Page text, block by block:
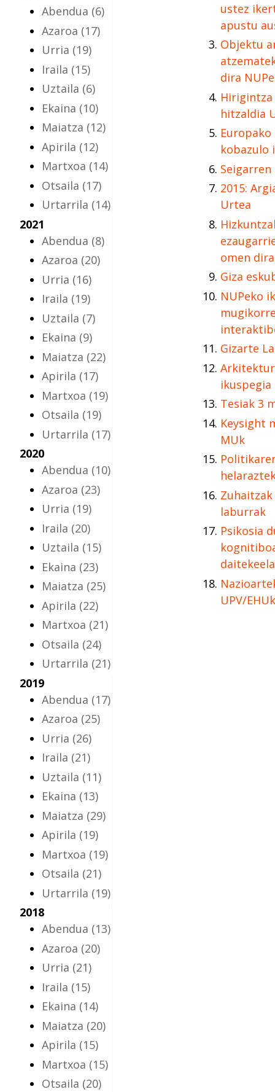
Abendua (6)
Azaroa (17)
Urria (19)
Iraila (15)
Uztaila (6)
Ekaina (10)
Maiatza (12)
Apirila (12)
Martxoa (14)
Otsaila (17)
Urtarrila (14)
2021
Abendua (8)
Azaroa (20)
Urria (16)
Iraila (19)
Uztaila (7)
Ekaina (9)
Maiatza (22)
Apirila (17)
Martxoa (19)
Otsaila (19)
Urtarrila (17)
2020
Abendua (10)
Azaroa (23)
Urria (19)
Iraila (20)
Uztaila (15)
Ekaina (23)
Maiatza (25)
Apirila (22)
Martxoa (21)
Otsaila (24)
Urtarrila (21)
2019
Abendua (17)
Azaroa (25)
Urria (26)
Iraila (21)
Uztaila (11)
Ekaina (13)
Maiatza (29)
Apirila (19)
Martxoa (19)
Otsaila (21)
Urtarrila (19)
2018
Abendua (13)
Azaroa (20)
Urria (21)
Iraila (15)
Ekaina (14)
Maiatza (20)
Apirila (15)
Martxoa (15)
Otsaila (20)
ustez
apustu
Objektu
dira
Hirigintza
hitzaldia
kobazulo
2015:
Urtea
omen dira
Giza
NUPeko
Gizarte
ikuspegia
Tesiak 3
Keysight
MUk
laburrak
Psikosia
UPV/EHUk